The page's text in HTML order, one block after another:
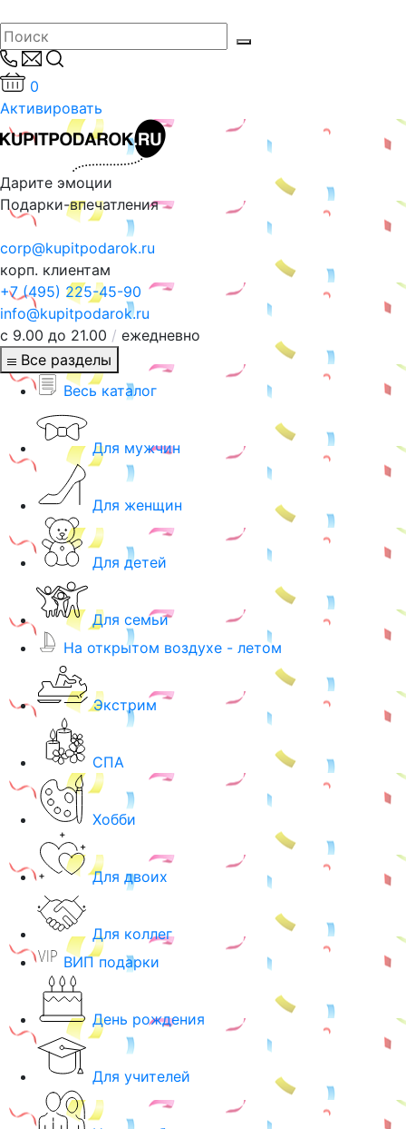
0
Активировать
Дарите эмоции
Подарки-впечатления
corp@kupitpodarok.ru
корп. клиентам
+7 (495) 225-45-90
info@kupitpodarok.ru
с 9.00 до 21.00 / ежедневно
Все разделы
Весь каталог
Для мужчин
Для женщин
Для детей
Для семьи
На открытом воздухе - летом
Экстрим
СПА
Хобби
Для двоих
Для коллег
ВИП подарки
День рождения
Для учителей